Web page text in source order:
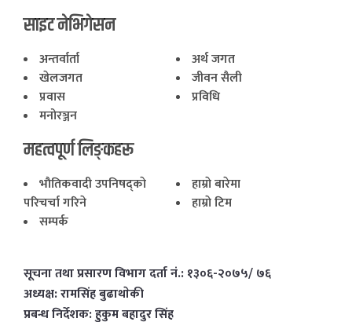
साइट नेभिगेसन
अन्तर्वार्ता
अर्थ जगत
खेलजगत
जीवन सैली
प्रवास
प्रविधि
मनोरञ्जन
महत्वपूर्ण लिङ्कहरू
भाैतिकवादी उपनिषद्काे
परिचर्चा गरिने
हाम्राे बारेमा
हाम्राे टिम
सम्पर्क
सूचना तथा प्रसारण विभाग दर्ता नं.: १३०६-२०७५/ ७६
अध्यक्ष: रामसिंह बुढाथाेकी
प्रबन्ध निर्देशक: हुकुम बहादुर सिंह